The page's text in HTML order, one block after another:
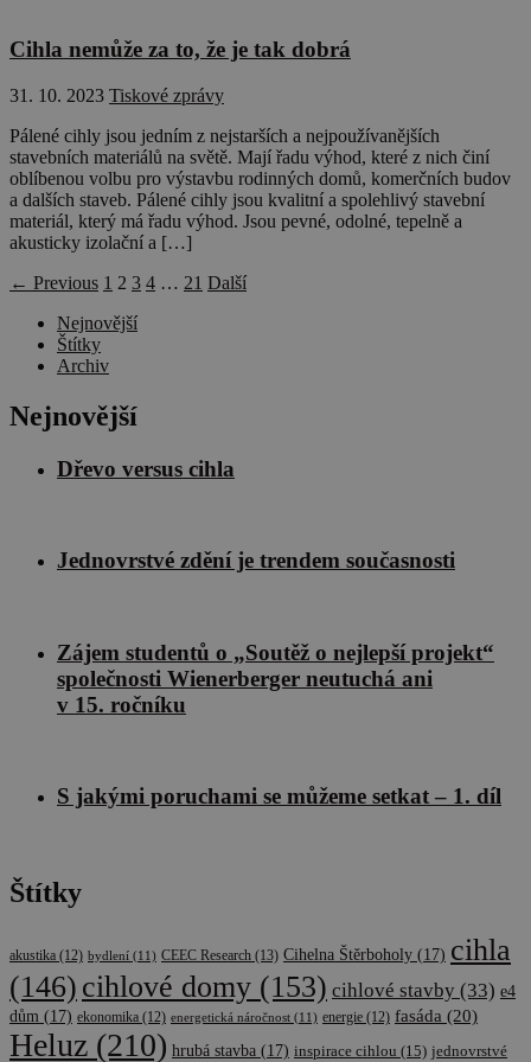
Cihla nemůže za to, že je tak dobrá
31. 10. 2023 Tiskové zprávy
Pálené cihly jsou jedním z nejstarších a nejpoužívanějších
stavebních materiálů na světě. Mají řadu výhod, které z nich činí
oblíbenou volbu pro výstavbu rodinných domů, komerčních budov
a dalších staveb. Pálené cihly jsou kvalitní a spolehlivý stavební
materiál, který má řadu výhod. Jsou pevné, odolné, tepelně a
akusticky izolační a […]
← Previous 1 2 3 4 … 21 Další
Nejnovější
Štítky
Archiv
Nejnovější
Dřevo versus cihla
Jednovrstvé zdění je trendem současnosti
Zájem studentů o „Soutěž o nejlepší projekt“
společnosti Wienerberger neutuchá ani
v 15. ročníku
S jakými poruchami se můžeme setkat – 1. díl
Štítky
akustika (12) bydlení (11) CEEC Research (13) Cihelna Štěrboholy (17) cihla
(146) cihlové domy (153) cihlové stavby (33) e4
dům (17) ekonomika (12) energetická náročnost (11) energie (12) fasáda (20)
Heluz (210) hrubá stavba (17) inspirace cihlou (15) jednovrstvé